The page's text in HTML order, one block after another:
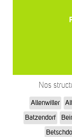
Nos
Allenwiller
Batzendorf